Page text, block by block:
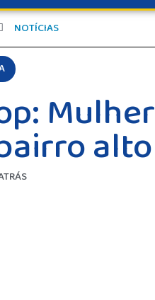
NOTÍCIAS